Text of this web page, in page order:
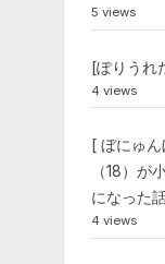
5 views
[ぽりうれ
4 views
[ ぼにゅ
（18）が
になった
4 views